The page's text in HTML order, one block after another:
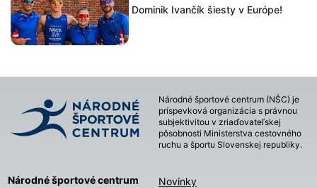
Dominik Ivančík šiesty v Európe!
Národné športové centrum (NŠC) je
príspevková organizácia s právnou
subjektivitou v zriaďovateľskej
pôsobnosti Ministerstva cestovného
ruchu a športu Slovenskej republiky.
Národné športové centrum
Novinky